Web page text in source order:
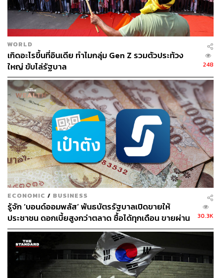
ga-926179281803e10b1d501dcab93e305d
สามารถติดตาม THE STANDARD WEALTH
ผ่านแอปพลิเคชันต่างๆ ที่คุณสะดวกหรือใช้งานอยู่แล้วได้เลย
TAGS: ค่าจ้าง
สมาคมนักเขียนบทแห่งอเมริกา (WGA)
นักเขียนบทภาพยนตร์
การประท้วง
Video Streaming
Streaming
อุตสาหกรรมบันเทิง
นักเขียน
นักเขียนบทละครโทรทัศน์
การหยุดงานประท้วง
WORLD
เกิดอะไรขึ้นที่อินเดีย ทำไมกลุ่ม Gen Z รวมตัวประท้วง
ใหญ่ ขับไล่รัฐบาล
248
ECONOMIC / BUSINESS
รู้จัก ‘บอนด์ออมพลัส’ พันธบัตรรัฐบาลเปิดขายให้
ประชาชน ดอกเบี้ยสูงกว่าตลาด ซื้อได้ทุกเดือน ขายผ่าน
ตลาดรอง แอปฯ Streaming ได้
30.3K